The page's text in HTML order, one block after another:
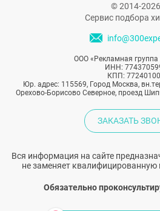
© 2014-2026
Сервис подбора
ООО «Рекламная
ИНН:
КПП:
Юр. адрес: 115569, Город Москва,
Орехово-Борисово Северное, проезд
ЗАКАЗАТЬ
Вся информация на сайте
не заменяет
Обязательно